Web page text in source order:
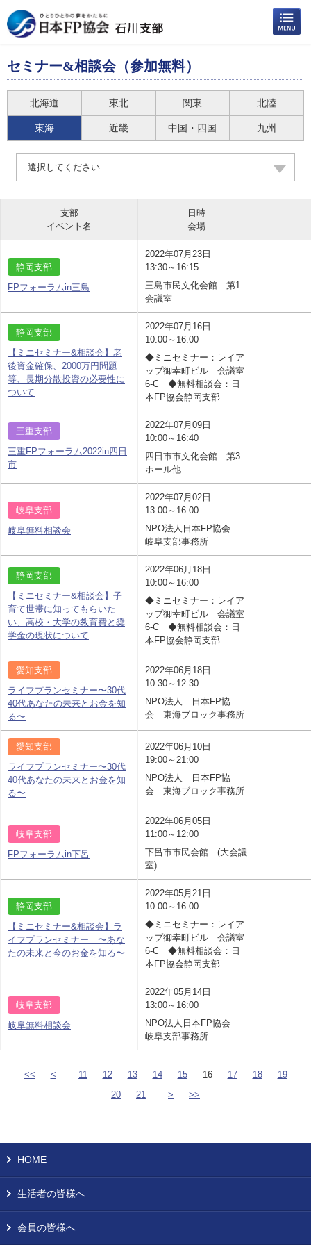
セミナー&相談会（参加無料）
北海道 東北 関東 北陸
東海 近畿 中国・四国 九州
選択してください
支部
イベント名
日時
会場
静岡支部
FPフォーラムin三島
2022年07月23日
13:30～16:15
三島市民文化会館 第1
会議室
静岡支部
【ミニセミナー&相談会】老
後資金確保、2000万円問題
等、長期分散投資の必要性に
ついて
2022年07月16日
10:00～16:00
◆ミニセミナー：レイア
ップ御幸町ビル 会議室
6-C ◆無料相談会：日
本FP協会静岡支部
三重支部
三重FPフォーラム2022in四日
市
2022年07月09日
10:00～16:40
四日市市文化会館 第3
ホール他
岐阜支部
岐阜無料相談会
2022年07月02日
13:00～16:00
NPO法人日本FP協会
岐阜支部事務所
静岡支部
【ミニセミナー&相談会】子
育て世帯に知ってもらいた
い、高校・大学の教育費と奨
学金の現状について
2022年06月18日
10:00～16:00
◆ミニセミナー：レイア
ップ御幸町ビル 会議室
6-C ◆無料相談会：日
本FP協会静岡支部
愛知支部
ライフプランセミナー〜30代
40代あなたの未来とお金を知
る〜
2022年06月18日
10:30～12:30
NPO法人 日本FP協
会 東海ブロック事務所
愛知支部
ライフプランセミナー〜30代
40代あなたの未来とお金を知
る〜
2022年06月10日
19:00～21:00
NPO法人 日本FP協
会 東海ブロック事務所
岐阜支部
FPフォーラムin下呂
2022年06月05日
11:00～12:00
下呂市市民会館 (大会議
室)
静岡支部
【ミニセミナー&相談会】ラ
イフプランセミナー 〜あな
たの未来と今のお金を知る〜
2022年05月21日
10:00～16:00
◆ミニセミナー：レイア
ップ御幸町ビル 会議室
6-C ◆無料相談会：日
本FP協会静岡支部
岐阜支部
岐阜無料相談会
2022年05月14日
13:00～16:00
NPO法人日本FP協会
岐阜支部事務所
<< < 11 12 13 14 15 16 17 18
19
20
21 > >>
HOME
生活者の皆様へ
会員の皆様へ